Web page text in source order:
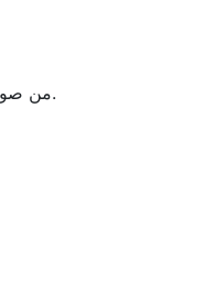
من صورة في مسابقة إلى مجسم رياضي ديناميكي: يتحول المرجع ثنائي الأبعاد إلى نموذج ثلاثي الأبعاد قابل للطباعة، ثم يُستكمل بتلوين يدوي دقيق.